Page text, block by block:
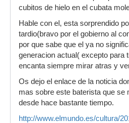
cubitos de hielo en el cubata
Hable con el, esta sorprendido
tardio(bravo por el gobierno al
por que sabe que el ya no
generacion actual( excepto para
encanta siempre mirar atras y
Os dejo el enlace de la noticia
mas sobre este baterista que se
desde hace bastante tiempo.
http://www.elmundo.es/cultura/